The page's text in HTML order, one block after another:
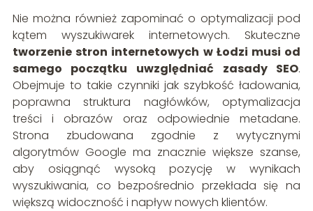
Nie można również zapominać o optymalizacji pod
kątem wyszukiwarek internetowych. Skuteczne
tworzenie stron internetowych w Łodzi musi od
samego początku uwzględniać zasady SEO.
Obejmuje to takie czynniki jak szybkość ładowania,
poprawna struktura nagłówków, optymalizacja
treści i obrazów oraz odpowiednie metadane.
Strona zbudowana zgodnie z wytycznymi
algorytmów Google ma znacznie większe szanse,
aby osiągnąć wysoką pozycję w wynikach
wyszukiwania, co bezpośrednio przekłada się na
większą widoczność i napływ nowych klientów.